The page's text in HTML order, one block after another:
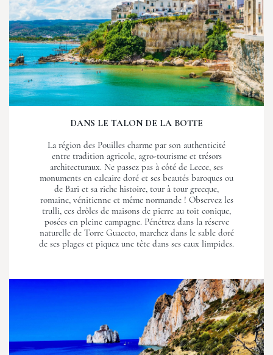
DANS LE TALON DE LA BOTTE
La région des Pouilles charme par son authenticité
entre tradition agricole, agro-tourisme et trésors
architecturaux. Ne passez pas à côté de Lecce, ses
monuments en calcaire doré et ses beautés baroques ou
de Bari et sa riche histoire, tour à tour grecque,
romaine, vénitienne et même normande ! Observez les
trulli, ces drôles de maisons de pierre au toit conique,
posées en pleine campagne. Pénétrez dans la réserve
naturelle de Torre Guaceto, marchez dans le sable doré
de ses plages et piquez une tête dans ses eaux limpides.